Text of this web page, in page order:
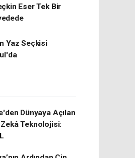
Eser Tek Bir
Yaz Seçkisi
Dünyaya Açılan
Teknolojisi: